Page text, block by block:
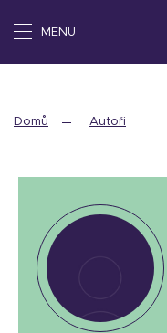
MENU
Domů Autoři